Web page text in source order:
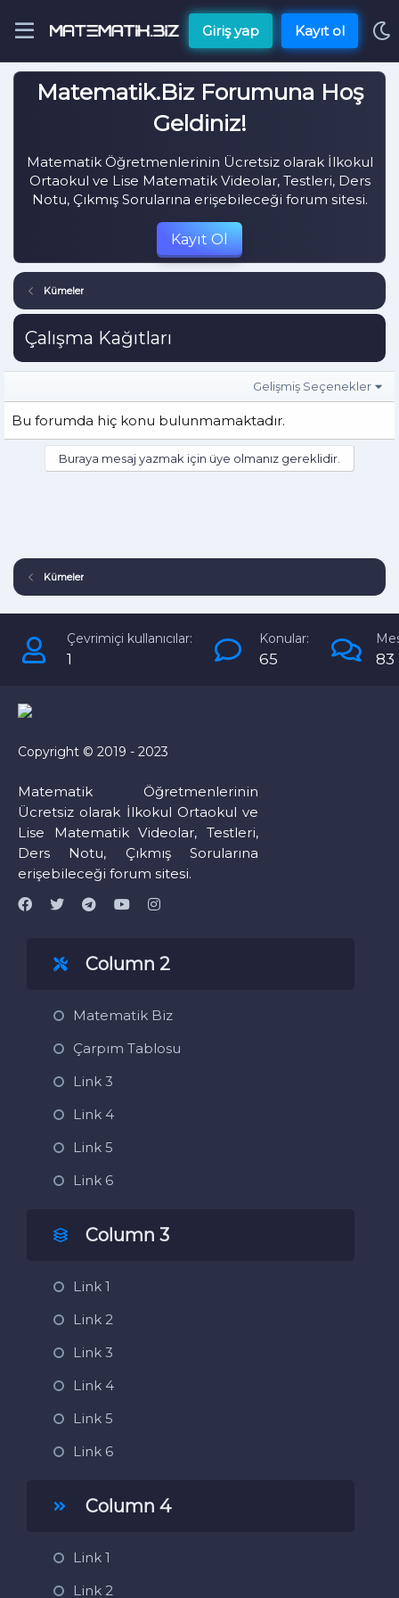
Giriş yap Kayıt ol
Matematik.Biz Forumuna Hoş
Geldiniz!
Matematik Öğretmenlerinin Ücretsiz olarak İlkokul
Ortaokul ve Lise Matematik Videolar, Testleri, Ders
Notu, Çıkmış Sorularına erişebileceği forum sitesi.
Kayıt Ol
Kümeler
Çalışma Kağıtları
Gelişmiş Seçenekler
Bu forumda hiç konu bulunmamaktadır.
Buraya mesaj yazmak için üye olmanız gereklidir.
Kümeler
Çevrimiçi kullanıcılar:
1
Konular:
65 83
Copyright © 2019 - 2023
Matematik Öğretmenlerinin
Ücretsiz olarak İlkokul Ortaokul ve
Lise Matematik Videolar, Testleri,
Ders Notu, Çıkmış Sorularına
erişebileceği forum sitesi.
Column 2
Matematik Biz
Çarpım Tablosu
Link 3
Link 4
Link 5
Link 6
Column 3
Link 1
Link 2
Link 3
Link 4
Link 5
Link 6
Column 4
Link 1
Link 2